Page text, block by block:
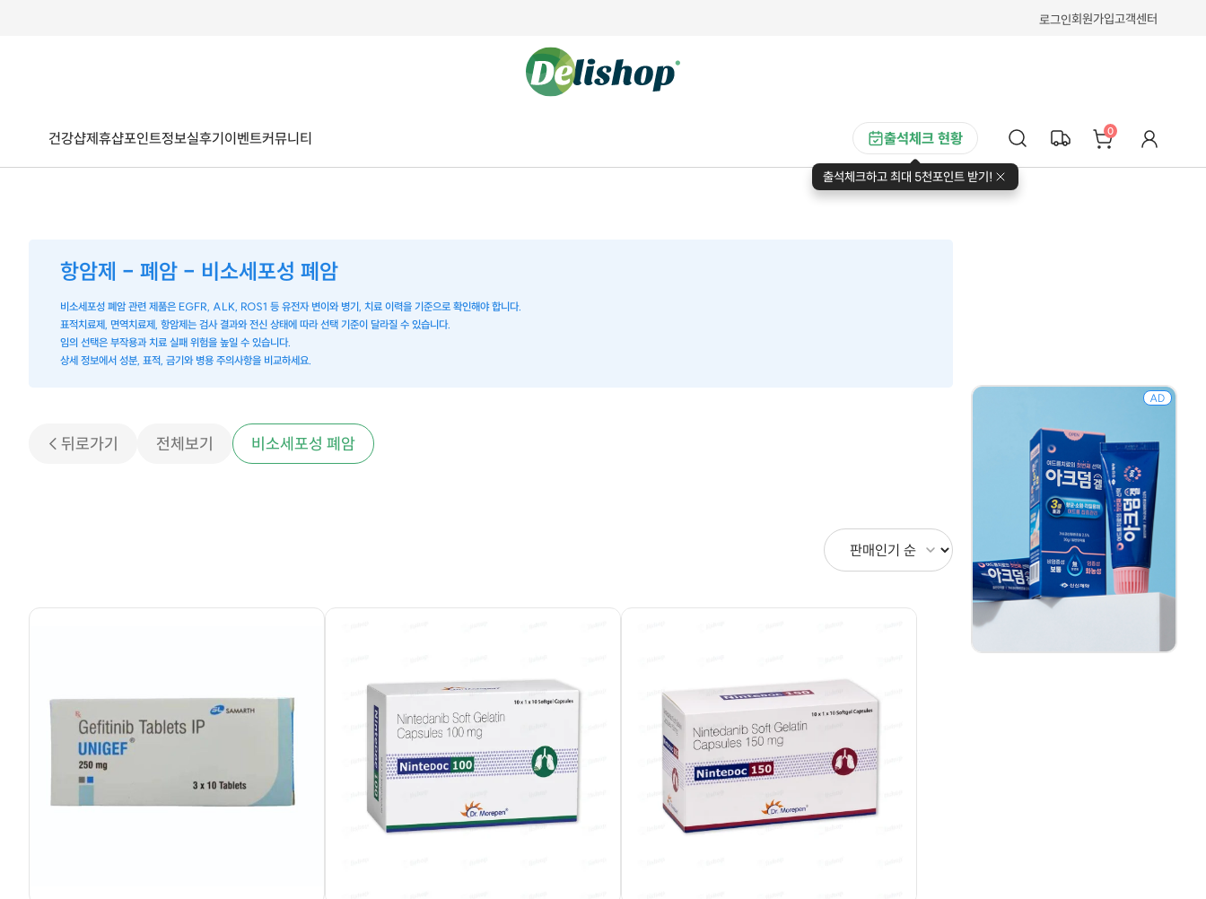
로그인회원가입고객센터
출석체크 현황
출석체크하고 최대 5천포인트 받기!
0
건강샵제휴샵포인트정보실후기이벤트커뮤니티
항암제 - 폐암 - 비소세포성 폐암
비소세포성 폐암 관련 제품은 EGFR, ALK, ROS1 등 유전자 변이와 병기, 치료 이력을 기준으로 확인해야 합니다.
표적치료제, 면역치료제, 항암제는 검사 결과와 전신 상태에 따라 선택 기준이 달라질 수 있습니다.
임의 선택은 부작용과 치료 실패 위험을 높일 수 있습니다.
상세 정보에서 성분, 표적, 금기와 병용 주의사항을 비교하세요.
< 뒤로가기 전체보기 비소세포성 폐암
AD